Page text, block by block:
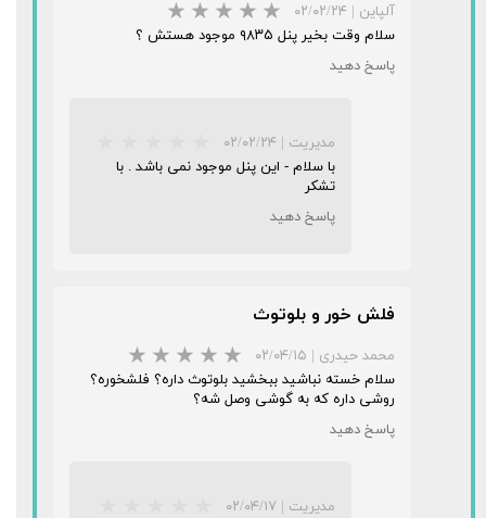
★
★★
آلپاین | ۰۲/۰۲/۲۴
سلام وقت بخیر پنل ۹۸۳۵ موجود هستش ؟
پاسخ دهید
مدیریت | ۰۲/۰۲/۲۴
با سلام - این پنل موجود نمی باشد . با
تشکر
پاسخ دهید
فلش خور و بلوتوث
محمد حیدری | ۰۲/۰۴/۱۵
سلام خسته نباشید ببخشید بلوتوث داره؟ فلشخوره؟
روشی داره که به گوشی وصل شه؟
پاسخ دهید
مدیریت | ۰۲/۰۴/۱۷